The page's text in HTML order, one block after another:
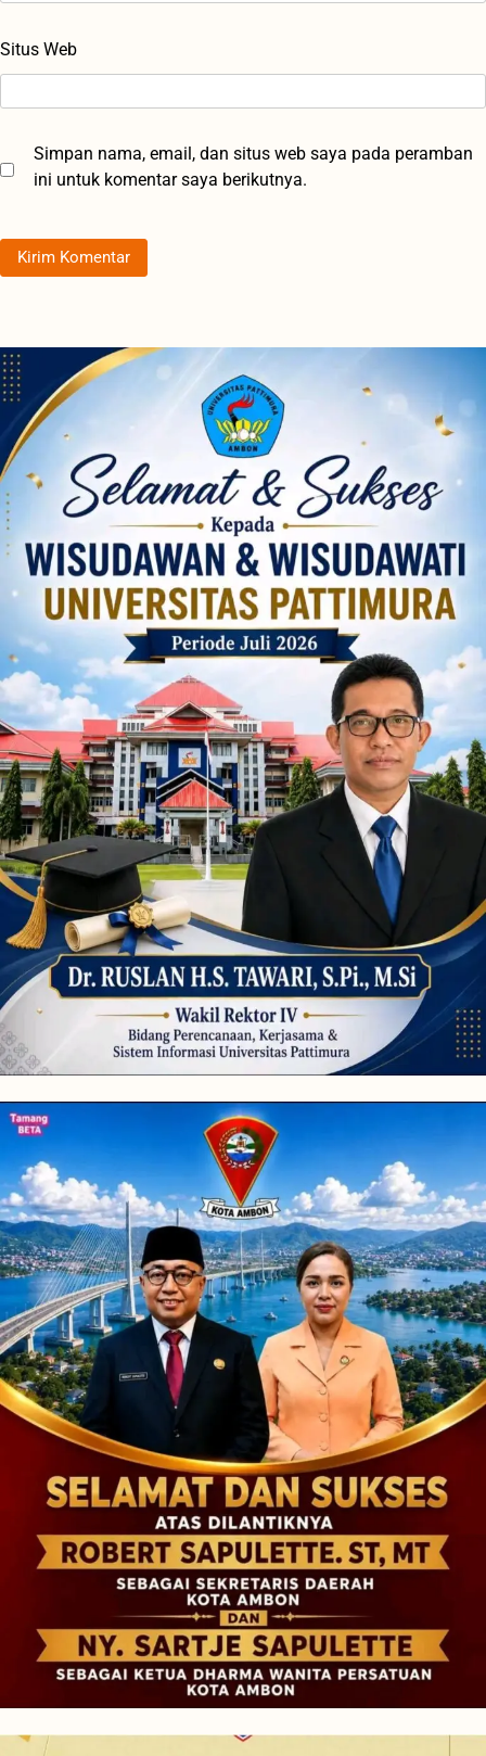
Situs Web
Simpan nama, email, dan situs web saya pada peramban
ini untuk komentar saya berikutnya.